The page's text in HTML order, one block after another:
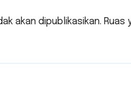
akan dipublikasikan. Ruas